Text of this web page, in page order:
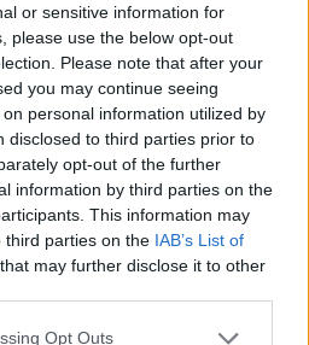
or sensitive information for
please use the below opt-out
Please note that after your
you may continue seeing
personal information utilized by
disclosed to third parties prior to
opt-out of the further
information by third parties on the
This information may
third parties on the IAB’s List of
that may further disclose it to other
Opt Outs
ή διαβήτης
σε κορεσμένα